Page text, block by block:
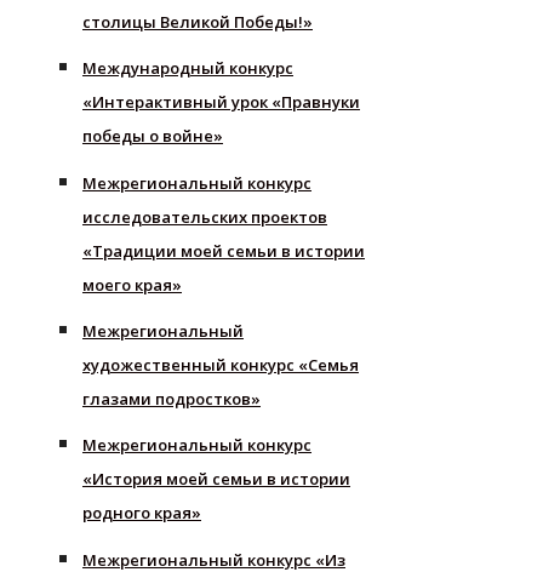
столицы Великой Победы!»
Международный конкурс
«Интерактивный урок «Правнуки
победы о войне»
Межрегиональный конкурс
исследовательских проектов
«Традиции моей семьи в истории
моего края»
Межрегиональный
художественный конкурс «Семья
глазами подростков»
Межрегиональный конкурс
«История моей семьи в истории
родного края»
Межрегиональный конкурс «Из